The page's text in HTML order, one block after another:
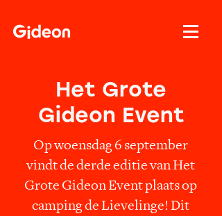
Het Grote
Gideon Event
Op woensdag 6 september
vindt de derde editie van Het
Grote Gideon Event plaats op
camping de Lievelinge! Dit